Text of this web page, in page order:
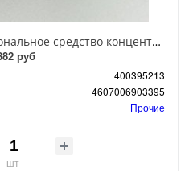
Циперметрин Профессиональное средство концентрат эмульсии 25% для уничтожения тараканов, мух,комаров, блох, клопов, муравьев, ос 50 мл
руб
400395213
4607006903395
Прочие
шт